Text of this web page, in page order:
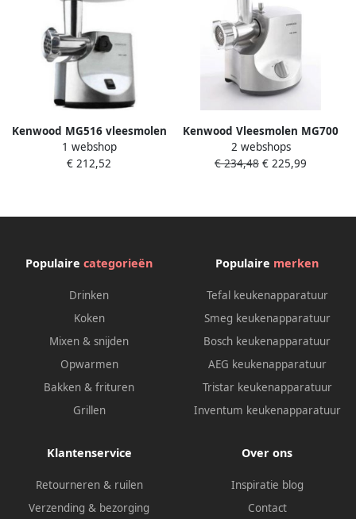
Kenwood MG516 vleesmolen
roestvrij staal
1 webshop
€ 212,52
Kenwood Vleesmolen MG700
met 2 worstvulmondstukken
kebbe-opzetstuk 3
2 webshops
€ 234,48 € 225,99
Populaire categorieën
Drinken
Koken
Mixen & snijden
Opwarmen
Bakken & frituren
Grillen
Populaire merken
Tefal keukenapparatuur
Smeg keukenapparatuur
Bosch keukenapparatuur
AEG keukenapparatuur
Tristar keukenapparatuur
Inventum keukenapparatuur
Klantenservice
Retourneren & ruilen
Verzending & bezorging
Over ons
Inspiratie blog
Contact